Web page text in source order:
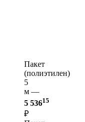
Пакет
(полиэтилен)
5
м —
5 53615
₽